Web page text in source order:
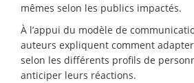
mêmes selon les publics impactés.
À l’appui du modèle de
auteurs expliquent comment
selon les différents profils de
anticiper leurs réactions.